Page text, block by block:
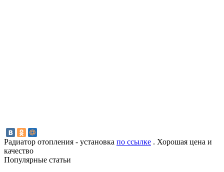
Радиатор отопления - установка по ссылке . Хорошая цена и
качество
Популярные статьи